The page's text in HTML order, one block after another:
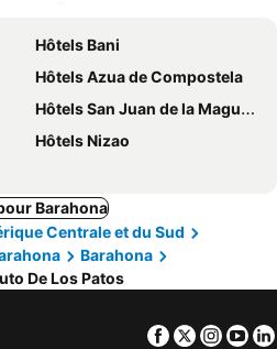
Hôtels Bani
Hôtels Azua de Compostela
Hôtels San Juan de la Maguana
Hôtels Nizao
Barahona
Centrale et du Sud
Barahona
De Los Patos
Facebook
Twitter